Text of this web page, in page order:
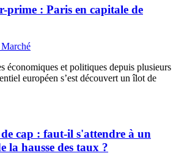
prime : Paris en capitale de
économiques et politiques depuis plusieurs
européen s’est découvert un îlot de
cap : faut-il s'attendre à un
la hausse des taux ?